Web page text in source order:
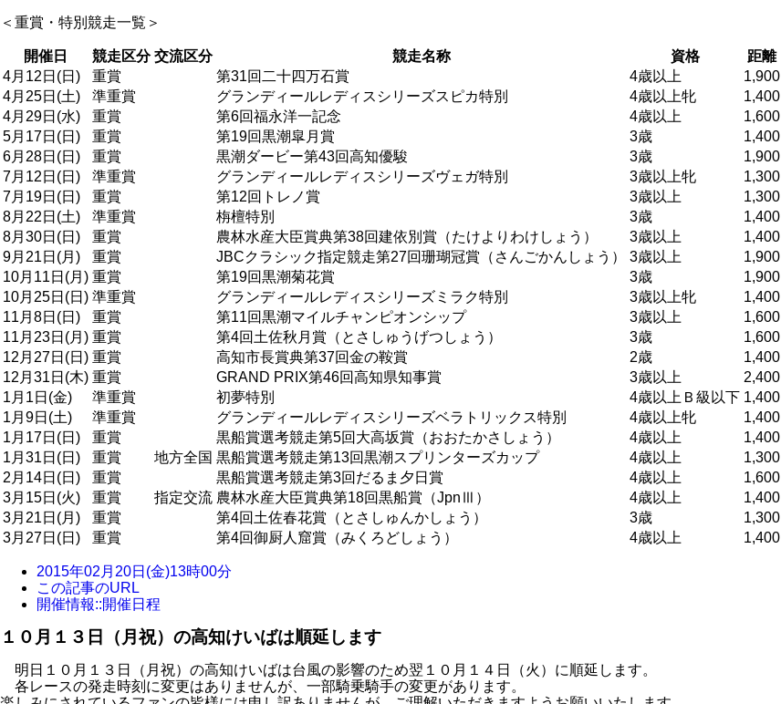
＜重賞・特別競走一覧＞
開催日 競走区分 交流区分 競走名称 資格
距離
4月12日(日)
重賞 第31回二十四万石賞 4歳以上
1,900
4月25日(土)
準重賞 グランディールレディスシリーズスピカ特別 4歳以上牝
1,400
4月29日(水)
重賞 第6回福永洋一記念 4歳以上
1,600
5月17日(日)
重賞 第19回黒潮皐月賞 3歳
1,400
6月28日(日)
重賞 黒潮ダービー第43回高知優駿 3歳
1,900
7月12日(日)
準重賞 グランディールレディスシリーズヴェガ特別 3歳以上牝
1,300
7月19日(日)
重賞 第12回トレノ賞 3歳以上
1,300
8月22日(土)
準重賞 栴檀特別 3歳
1,400
8月30日(日)
重賞 農林水産大臣賞典第38回建依別賞（たけよりわけしょう） 3歳以上
1,400
9月21日(月)
重賞 JBCクラシック指定競走第27回珊瑚冠賞（さんごかんしょう） 3歳以上
1,900
10月11日(月) 重賞 第19回黒潮菊花賞 3歳
1,900
10月25日(日) 準重賞 グランディールレディスシリーズミラク特別 3歳以上牝
1,400
11月8日(日)
重賞 第11回黒潮マイルチャンピオンシップ 3歳以上
1,600
11月23日(月) 重賞 第4回土佐秋月賞（とさしゅうげつしょう） 3歳
1,600
12月27日(日) 重賞 高知市長賞典第37回金の鞍賞 2歳
1,400
12月31日(木) 重賞 GRAND PRIX第46回高知県知事賞 3歳以上
2,400
1月1日(金)
準重賞 初夢特別 4歳以上Ｂ級以下 1,400
1月9日(土)
準重賞 グランディールレディスシリーズベラトリックス特別 4歳以上牝
1,400
1月17日(日)
重賞 黒船賞選考競走第5回大高坂賞（おおたかさしょう） 4歳以上
1,400
1月31日(日)
重賞 地方全国 黒船賞選考競走第13回黒潮スプリンターズカップ 4歳以上
1,300
2月14日(日)
重賞 黒船賞選考競走第3回だるま夕日賞 4歳以上
1,600
3月15日(火)
重賞 指定交流 農林水産大臣賞典第18回黒船賞（JpnⅢ） 4歳以上
1,400
3月21日(月)
重賞 第4回土佐春花賞（とさしゅんかしょう） 3歳
1,300
3月27日(日)
重賞 第4回御厨人窟賞（みくろどしょう） 4歳以上 1,400
2015年02月20日(金)13時00分
この記事のURL
開催情報::開催日程
１０月１３日（月祝）の高知けいばは順延します
明日１０月１３日（月祝）の高知けいばは台風の影響のため翌１０月１４日（火）に順延します。
各レースの発走時刻に変更はありませんが、一部騎乗騎手の変更があります。